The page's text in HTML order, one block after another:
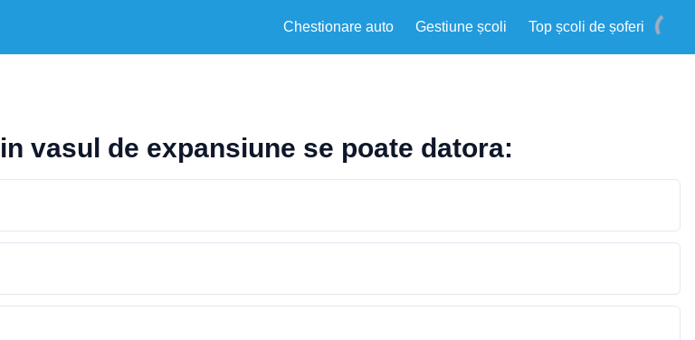
Chestionare auto Gestiune școli Top școli de șoferi
vasul de expansiune se poate datora: